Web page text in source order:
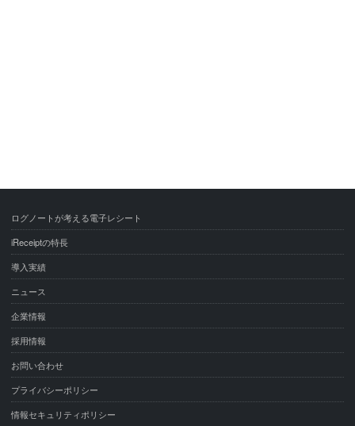
ログノートが考える電子レシート
iReceiptの特長
導入実績
ニュース
企業情報
採用情報
お問い合わせ
プライバシーポリシー
情報セキュリティポリシー